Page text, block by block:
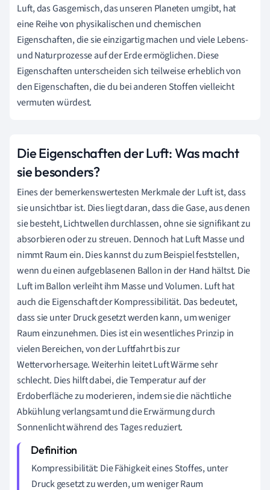
Luft, das Gasgemisch, das unseren Planeten umgibt, hat
eine Reihe von physikalischen und chemischen
Eigenschaften, die sie einzigartig machen und viele Lebens-
und Naturprozesse auf der Erde ermöglichen. Diese
Eigenschaften unterscheiden sich teilweise erheblich von
den Eigenschaften, die du bei anderen Stoffen vielleicht
vermuten würdest.
Die Eigenschaften der Luft: Was macht
sie besonders?
Eines der bemerkenswertesten Merkmale der Luft ist, dass
sie unsichtbar ist. Dies liegt daran, dass die Gase, aus denen
sie besteht, Lichtwellen durchlassen, ohne sie signifikant zu
absorbieren oder zu streuen. Dennoch hat Luft Masse und
nimmt Raum ein. Dies kannst du zum Beispiel feststellen,
wenn du einen aufgeblasenen Ballon in der Hand hältst. Die
Luft im Ballon verleiht ihm Masse und Volumen. Luft hat
auch die Eigenschaft der Kompressibilität. Das bedeutet,
dass sie unter Druck gesetzt werden kann, um weniger
Raum einzunehmen. Dies ist ein wesentliches Prinzip in
vielen Bereichen, von der Luftfahrt bis zur
Wettervorhersage. Weiterhin leitet Luft Wärme sehr
schlecht. Dies hilft dabei, die Temperatur auf der
Erdoberfläche zu moderieren, indem sie die nächtliche
Abkühlung verlangsamt und die Erwärmung durch
Sonnenlicht während des Tages reduziert.
Kompressibilität: Die Fähigkeit eines Stoffes, unter
Druck gesetzt zu werden, um weniger Raum